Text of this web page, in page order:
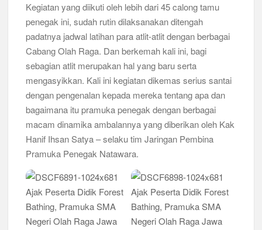
Peringanti Momentum Hardiknas, Kwarran Sedati Gelar Rapat
Kerja
Kegiatan yang diikuti oleh lebih dari 45 calong tamu
penegak ini, sudah rutin dilaksanakan ditengah
padatnya jadwal latihan para atlit-atlit dengan berbagai
Cabang Olah Raga. Dan berkemah kali ini, bagi
sebagian atlit merupakan hal yang baru serta
mengasyikkan. Kali ini kegiatan dikemas serius santai
dengan pengenalan kepada mereka tentang apa dan
bagaimana itu pramuka penegak dengan berbagai
macam dinamika ambalannya yang diberikan oleh Kak
Hanif Ihsan Satya – selaku tim Jaringan Pembina
Pramuka Penegak Natawara.